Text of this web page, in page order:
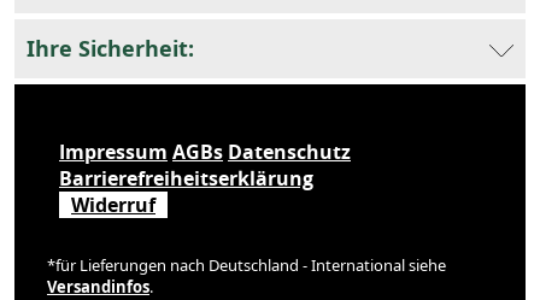
Ihre Sicherheit:
Impressum AGBs Datenschutz
Barrierefreiheitserklärung
Widerruf
*für Lieferungen nach Deutschland - International siehe
Versandinfos.